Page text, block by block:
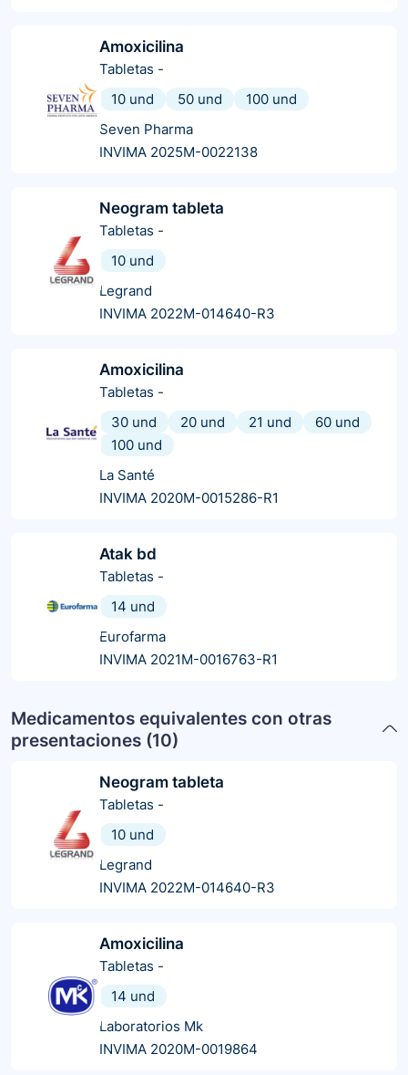
Amoxicilina
Tabletas -
10 und
50 und
100 und
Seven Pharma
INVIMA 2025M-0022138
Neogram tableta
Tabletas -
10 und
Legrand
INVIMA 2022M-014640-R3
Amoxicilina
Tabletas -
30 und
20 und 21 und
60 und
100 und
La Santé
INVIMA 2020M-0015286-R1
Atak bd
Tabletas -
14 und
Eurofarma
INVIMA 2021M-0016763-R1
Medicamentos equivalentes con otras
presentaciones (10)
Neogram tableta
Tabletas -
10 und
Legrand
INVIMA 2022M-014640-R3
Amoxicilina
Tabletas -
14 und
Laboratorios Mk
INVIMA 2020M-0019864